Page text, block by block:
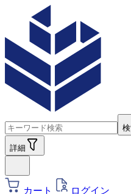
詳細
カート ログイン